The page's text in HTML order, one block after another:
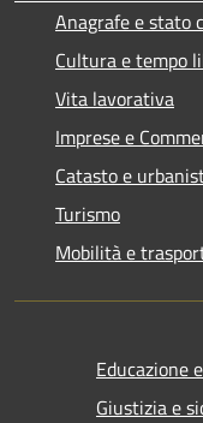
Anagrafe e stato
Cultura e tempo
Vita lavorativa
Imprese e
Catasto e
Turismo
Mobilità e
Educazione
Giustizia e